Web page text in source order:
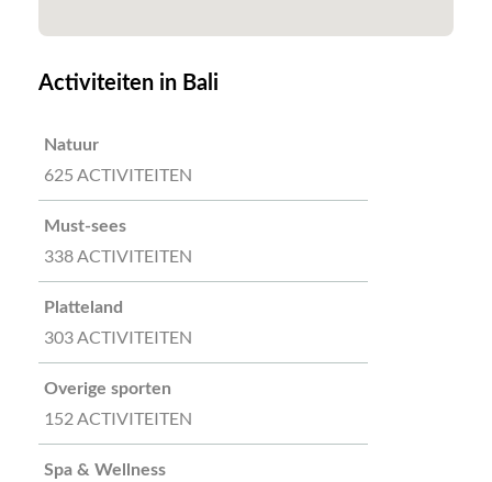
Activiteiten in Bali
Natuur
625 ACTIVITEITEN
Must-sees
338 ACTIVITEITEN
Platteland
303 ACTIVITEITEN
Overige sporten
152 ACTIVITEITEN
Spa & Wellness